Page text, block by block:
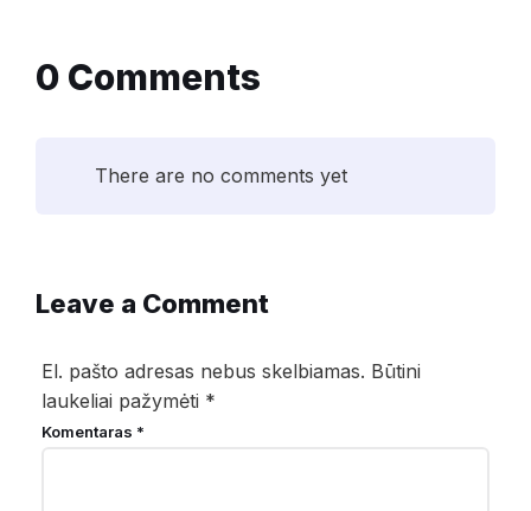
0 Comments
There are no comments yet
Leave a Comment
El. pašto adresas nebus skelbiamas. Būtini
laukeliai pažymėti *
Komentaras *